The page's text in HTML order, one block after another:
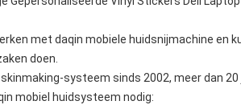
met daqin mobiele huidsnijmachine en
doen.
skinmaking-systeem sinds 2002, meer dan
mobiel huidsysteem nodig: